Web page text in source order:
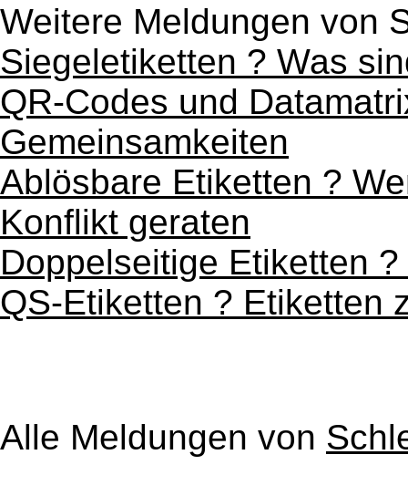
Weitere Meldungen von
Siegeletiketten ? Was
QR-Codes und
Gemeinsamkeiten
Ablösbare Etiketten ?
Konflikt geraten
Doppelseitige Etiketten
QS-Etiketten ? Etiketten
Alle Meldungen von